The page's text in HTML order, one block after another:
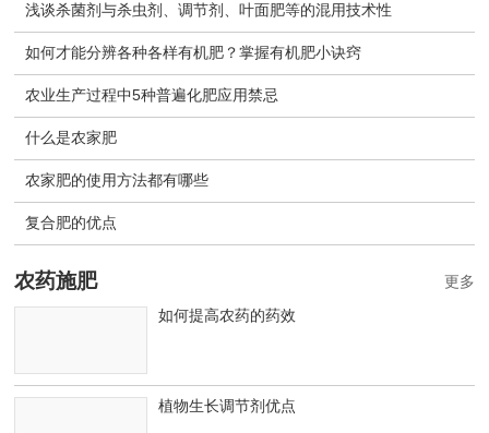
浅谈杀菌剂与杀虫剂、调节剂、叶面肥等的混用技术性
如何才能分辨各种各样有机肥？掌握有机肥小诀窍
农业生产过程中5种普遍化肥应用禁忌
什么是农家肥
农家肥的使用方法都有哪些
复合肥的优点
农药施肥
如何提高农药的药效
植物生长调节剂优点
更多